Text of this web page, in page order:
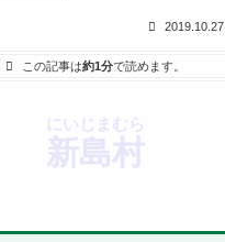
2019.10.27
この記事は約1分で読めます。
新島村
にいじまむら